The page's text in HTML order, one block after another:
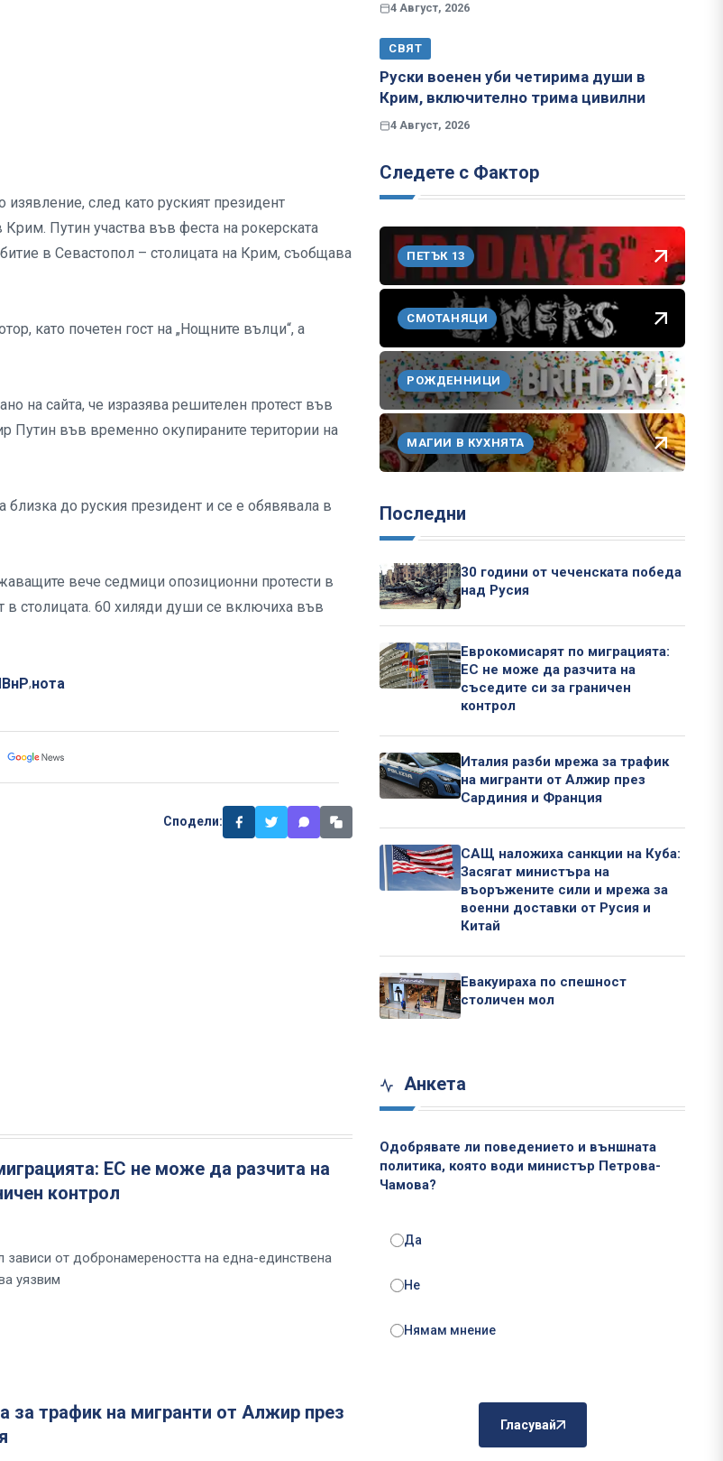
след като руският президент
Путин участва във феста на рокерската
в Севастопол – столицата на Крим, съобщава
като почетен гост на „Нощните вълци“, а
на сайта, че изразява решителен протест във
Путин във временно окупираните територии на
близка до руския президент и се е обявявала в
вече седмици опозиционни протести в
в столицата. 60 хиляди души се включиха във
,нота
Сподели:
ЕС не може да разчита на
контрол
зависи от добронамереността на една-единствена
уязвим
за трафик на мигранти от Алжир през
4 Август, 2026
СВЯТ
Руски военен уби четирима души в
Крим, включително трима цивилни
4 Август, 2026
Следете с Фактор
ПЕТЪК 13
СМОТАНЯЦИ
РОЖДЕННИЦИ
МАГИИ В КУХНЯТА
Последни
30 години от чеченската победа
над Русия
Еврокомисарят по миграцията:
ЕС не може да разчита на
съседите си за граничен
контрол
Италия разби мрежа за трафик
на мигранти от Алжир през
Сардиния и Франция
САЩ наложиха санкции на Куба:
Засягат министъра на
въоръжените сили и мрежа за
военни доставки от Русия и
Китай
Евакуираха по спешност
столичен мол
Анкета
Одобрявате ли поведението и външната
политика, която води министър Петрова-
Чамова?
Да
Не
Нямам мнение
Гласувай